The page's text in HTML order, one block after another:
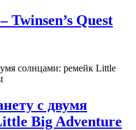
Quest
с двумя
Big Adventure